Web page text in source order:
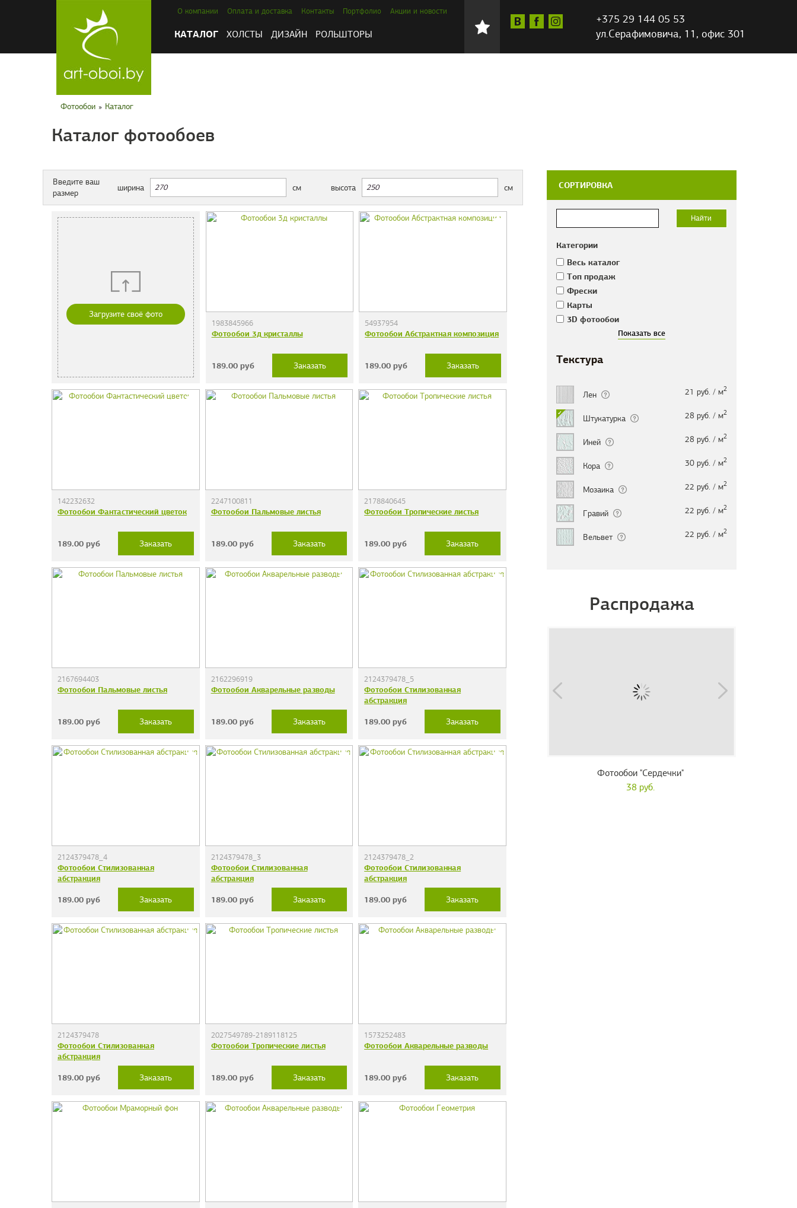
+375 29 144 05 53
ул.Серафимовича, 11, офис 301
О компании Оплата и доставка Контакты Портфолио Акции и новости
КАТАЛОГ ХОЛСТЫ ДИЗАЙН РОЛЬШТОРЫ
Фотообои » Каталог
Каталог фотообоев
Введите ваш
размер
ширина см высота см
Загрузите своё фото
1983845966
Фотообои 3д кристаллы
189.00руб Заказать
54937954
Фотообои Абстрактная композиция
189.00 руб Заказать
142232632
Фотообои Фантастический цветок
189.00руб Заказать
2247100811
Фотообои Пальмовые листья
189.00руб Заказать
2178840645
Фотообои Тропические листья
189.00 руб Заказать
2167694403
Фотообои Пальмовые листья
189.00руб Заказать
2162296919
Фотообои Акварельные разводы
189.00руб Заказать
2124379478_5
Фотообои Стилизованная
абстракция
189.00 руб Заказать
2124379478_4
Фотообои Стилизованная
абстракция
189.00руб Заказать
2124379478_3
Фотообои Стилизованная
абстракция
189.00руб Заказать
2124379478_2
Фотообои Стилизованная
абстракция
189.00 руб Заказать
2124379478
Фотообои Стилизованная
абстракция
189.00руб Заказать
2027549789-2189118125
Фотообои Тропические листья
189.00руб Заказать
1573252483
Фотообои Акварельные разводы
189.00 руб Заказать
СОРТИРОВКА
Категории
Весь каталог
Tоп продаж
Фрески
Карты
3D фотообои
Текстура
Лен 21 руб. / м2
Штукатурка 28 руб. / м2
Иней 28 руб. / м2
Кора 30 руб. / м2
Мозаика 22 руб. / м2
Гравий 22 руб. / м2
Вельвет 22 руб. / м2
Распродажа
Фотообои "Сердечки"
38 руб.